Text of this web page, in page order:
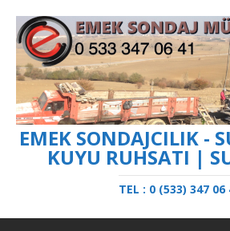
EMEK SONDAJCILIK -
KUYU RUHSATI |
TEL : 0 (533) 347 06